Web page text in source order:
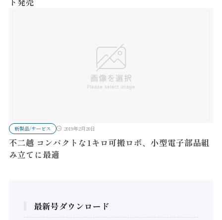
新製品/サービス 2019年2月20日
不二越 コンパクトな1キロ可搬ロボ、小型電子部品組
み立てに最適
最新号ダウンロード